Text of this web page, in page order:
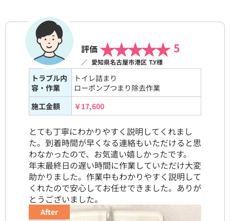
評価 5
／ 愛知県名古屋市港区 T.Y様
トラブル内
容・作業
トイレ詰まり
ローポンプつまり除去作業
施工金額
￥17,600
とても丁寧にわかりやすく説明してくれまし
た。到着時間が早くなる連絡もいただけると思
わなかったので、お気遣い嬉しかったです。
年末最終日の遅い時間に作業していただけ大変
助かりました。作業中もわかりやすく説明して
くれたので安心してお任せできました。ありが
とうございました。